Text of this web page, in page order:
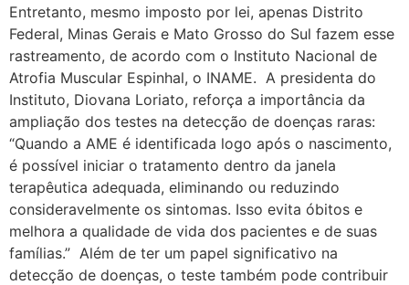
Entretanto, mesmo imposto por lei, apenas Distrito
Federal, Minas Gerais e Mato Grosso do Sul fazem esse
rastreamento, de acordo com o Instituto Nacional de
Atrofia Muscular Espinhal, o INAME. A presidenta do
Instituto, Diovana Loriato, reforça a importância da
ampliação dos testes na detecção de doenças raras:
“Quando a AME é identificada logo após o nascimento,
é possível iniciar o tratamento dentro da janela
terapêutica adequada, eliminando ou reduzindo
consideravelmente os sintomas. Isso evita óbitos e
melhora a qualidade de vida dos pacientes e de suas
famílias.” Além de ter um papel significativo na
detecção de doenças, o teste também pode contribuir